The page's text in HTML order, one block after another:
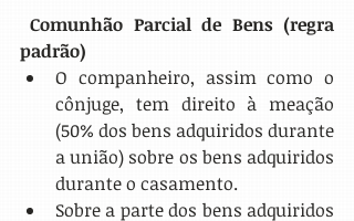
Comunhão Parcial de Bens (regra
padrão)
O companheiro, assim como o
cônjuge, tem direito à meação
(50% dos bens adquiridos durante
a união) sobre os bens adquiridos
durante o casamento.
Sobre a parte dos bens adquiridos